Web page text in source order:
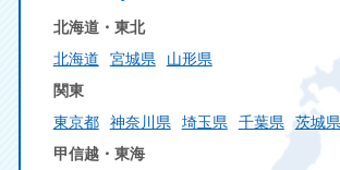
北海道・東北
北海道
宮城県
山形県
関東
東京都
神奈川県 埼玉県 千葉県 茨城県
甲信越・東海